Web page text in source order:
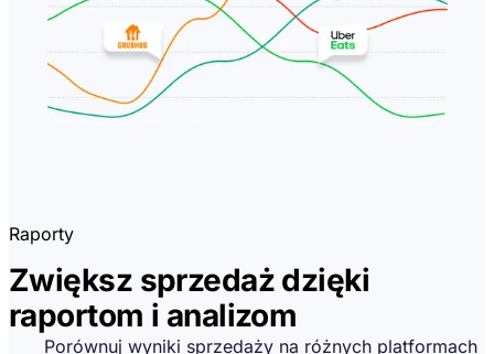
Raporty
Zwiększ sprzedaż dzięki
raportom i analizom
Porównuj wyniki sprzedaży na różnych platformach